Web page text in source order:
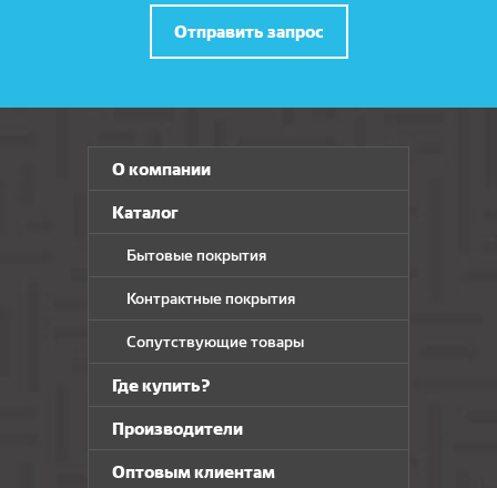
Отправить запрос
О компании
Каталог
Бытовые покрытия
Контрактные покрытия
Сопутствующие товары
Где купить?
Производители
Оптовым клиентам